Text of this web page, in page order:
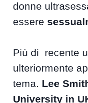
donne
essere
Più di recente
ulteriormente
tema. Lee
University in